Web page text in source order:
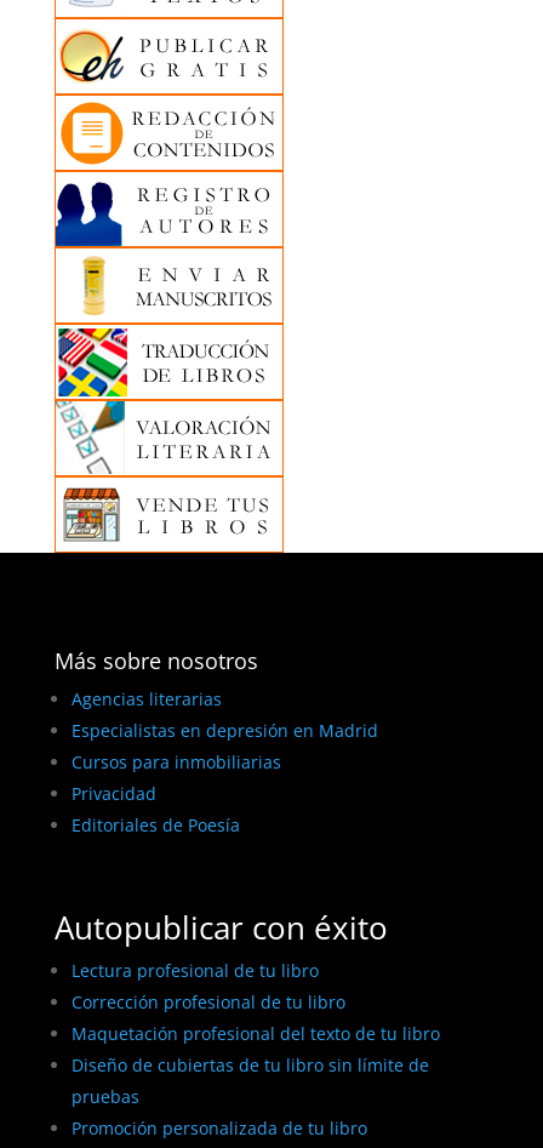
Más sobre nosotros
Agencias literarias
Especialistas en depresión en Madrid
Cursos para inmobiliarias
Privacidad
Editoriales de Poesía
Autopublicar con éxito
Lectura profesional de tu libro
Corrección profesional de tu libro
Maquetación profesional del texto de tu libro
Diseño de cubiertas de tu libro sin límite de
pruebas
Promoción personalizada de tu libro